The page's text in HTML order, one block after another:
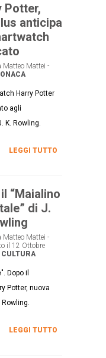
Potter,
anticipa
Matteo Mattei -
Harry Potter
agli
Rowling.
LEGGI TUTTO
“Maialino
di J.
Matteo Mattei -
il 12 Ottobre
CULTURA
Dopo il
Potter, nuova
LEGGI TUTTO